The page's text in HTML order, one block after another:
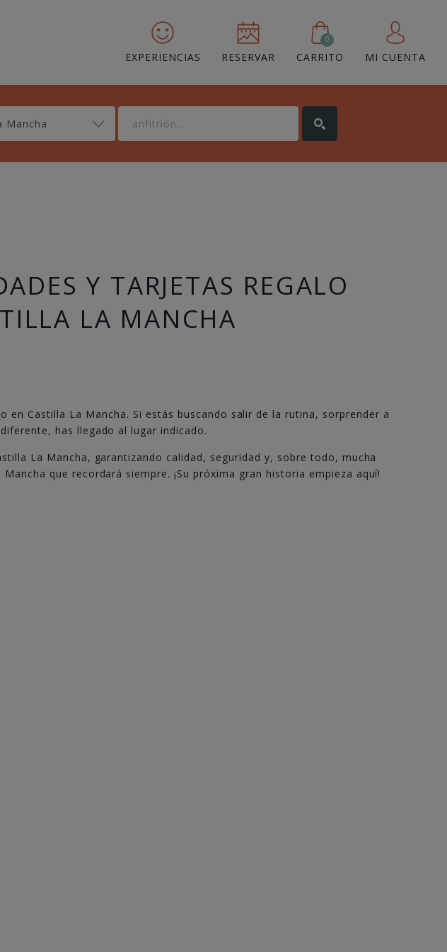
EXPERIENCIAS RESERVAR
0
CARRITO MI CUENTA
Mancha
Y TARJETAS REGALO
LA MANCHA
Castilla La Mancha. Si estás buscando salir de la rutina, sorprender a
has llegado al lugar indicado.
La Mancha, garantizando calidad, seguridad y, sobre todo, mucha
que recordará siempre. ¡Su próxima gran historia empieza aquí!